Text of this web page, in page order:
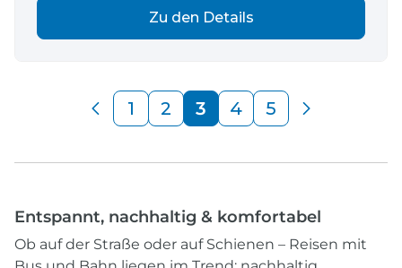
Zu den Details
1 2 3 4 5
Entspannt, nachhaltig & komfortabel
Ob auf der Straße oder auf Schienen – Reisen mit